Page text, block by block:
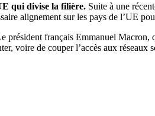
qui divise la filière. Suite à une
alignement sur les pays de l’UE
président français Emmanuel Macron,
voire de couper l’accès aux